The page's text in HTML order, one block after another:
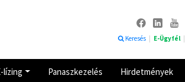
Keresés E-Ügyfél
lízing Panaszkezelés Hirdetmények